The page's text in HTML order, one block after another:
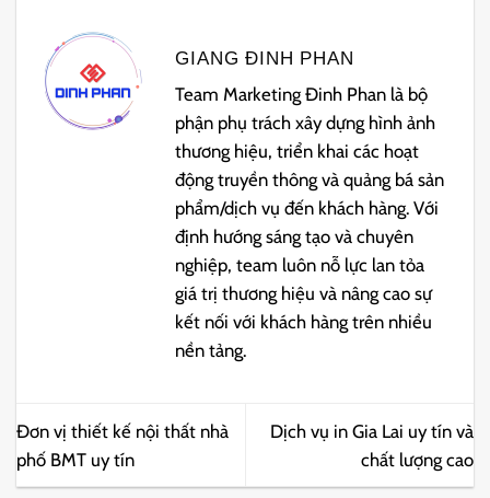
GIANG ĐINH PHAN
Team Marketing Đinh Phan là bộ
phận phụ trách xây dựng hình ảnh
thương hiệu, triển khai các hoạt
động truyền thông và quảng bá sản
phẩm/dịch vụ đến khách hàng. Với
định hướng sáng tạo và chuyên
nghiệp, team luôn nỗ lực lan tỏa
giá trị thương hiệu và nâng cao sự
kết nối với khách hàng trên nhiều
nền tảng.
Đơn vị thiết kế nội thất nhà
phố BMT uy tín
Dịch vụ in Gia Lai uy tín và
chất lượng cao